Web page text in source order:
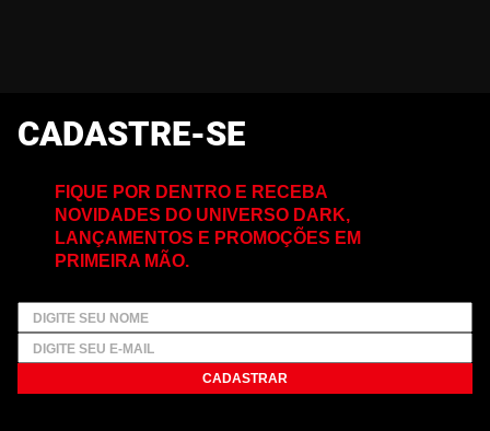
CADASTRE-SE
FIQUE POR DENTRO E RECEBA
NOVIDADES DO UNIVERSO DARK,
LANÇAMENTOS E PROMOÇÕES EM
PRIMEIRA MÃO.
CADASTRAR